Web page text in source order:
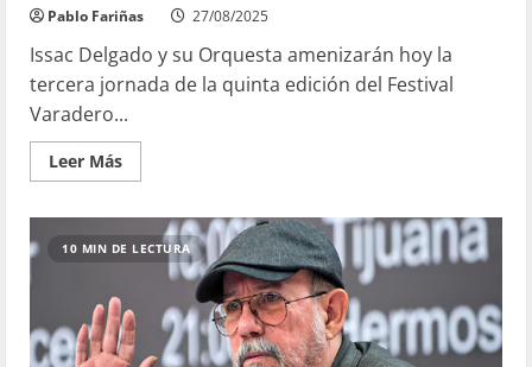
Pablo Fariñas 27/08/2025
Issac Delgado y su Orquesta amenizarán hoy la
tercera jornada de la quinta edición del Festival
Varadero...
Leer Más
10 MIN DE LECTURA